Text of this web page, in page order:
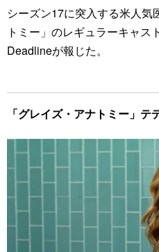
シーズン17に突入する米人
トミー」のレギュラーキャス
Deadlineが報じた。
「グレイズ・アナトミー」テ